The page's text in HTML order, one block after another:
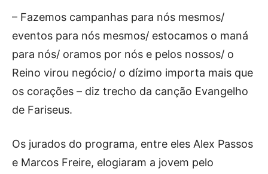
– Fazemos campanhas para nós mesmos/
eventos para nós mesmos/ estocamos o maná
para nós/ oramos por nós e pelos nossos/ o
Reino virou negócio/ o dízimo importa mais que
os corações – diz trecho da canção Evangelho
de Fariseus.
Os jurados do programa, entre eles Alex Passos
e Marcos Freire, elogiaram a jovem pelo